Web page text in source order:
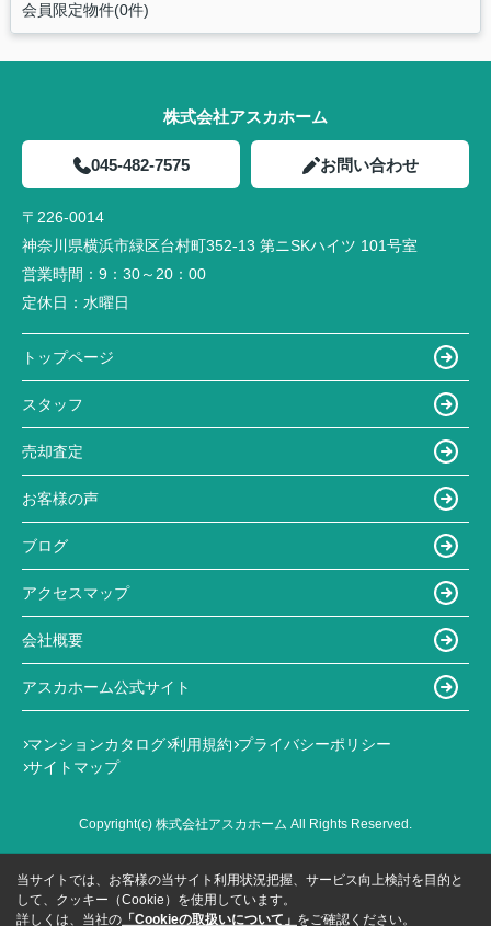
会員限定物件(0件)
株式会社アスカホーム
045-482-7575 お問い合わせ
〒226-0014
神奈川県横浜市緑区台村町352-13 第ニSKハイツ 101号室
営業時間： 9：30～20：00
定休日： 水曜日
トップページ
スタッフ
売却査定
お客様の声
ブログ
アクセスマップ
会社概要
アスカホーム公式サイト
マンションカタログ 利用規約 プライバシーポリシー
サイトマップ
Copyright(c) 株式会社アスカホーム All Rights Reserved.
当サイトでは、お客様の当サイト利用状況把握、サービス向上検討を目的と
して、クッキー（Cookie）を使用しています。
詳しくは、当社の 「Cookieの取扱いについて」 をご確認ください。